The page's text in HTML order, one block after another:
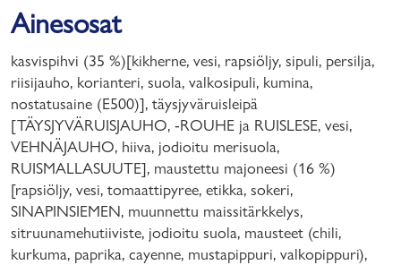
Ainesosat
kasvispihvi (35 %)[kikherne, vesi, rapsiöljy, sipuli, persilja,
riisijauho, korianteri, suola, valkosipuli, kumina,
nostatusaine (E500)], täysjyväruisleipä
[TÄYSJYVÄRUISJAUHO, -ROUHE ja RUISLESE, vesi,
VEHNÄJAUHO, hiiva, jodioitu merisuola,
RUISMALLASUUTE], maustettu majoneesi (16 %)
[rapsiöljy, vesi, tomaattipyree, etikka, sokeri,
SINAPINSIEMEN, muunnettu maissitärkkelys,
sitruunamehutiiviste, jodioitu suola, mausteet (chili,
kurkuma, paprika, cayenne, mustapippuri, valkopippuri),